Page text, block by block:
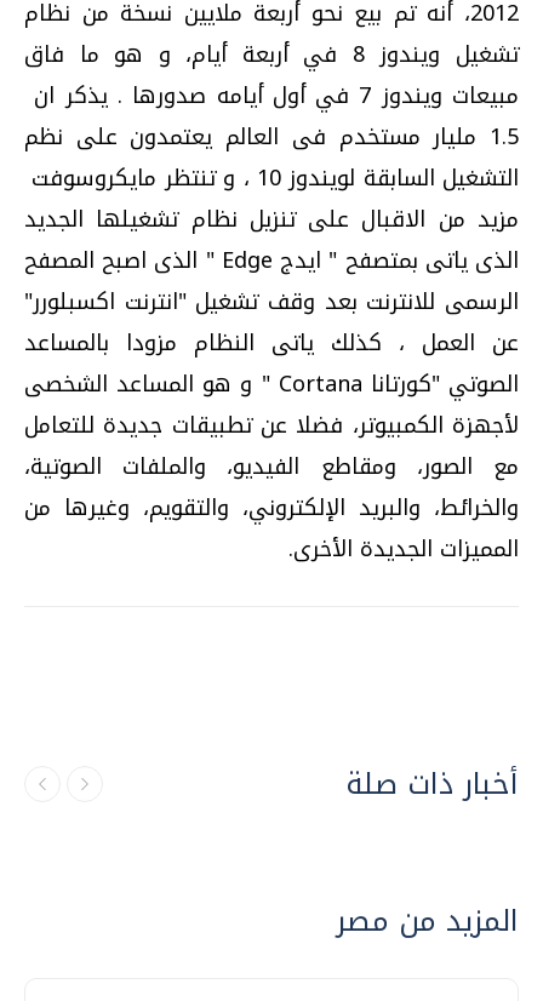
2012، أنه تم بيع نحو أربعة ملايين نسخة من نظام
تشغيل ويندوز 8 في أربعة أيام، و هو ما فاق
مبيعات ويندوز 7 في أول أيامه صدورها . يذكر ان
1.5 مليار مستخدم فى العالم يعتمدون على نظم
التشغيل السابقة لويندوز 10 ، و تنتظر مايكروسوفت
مزيد من الاقبال على تنزيل نظام تشغيلها الجديد
الذى ياتى بمتصفح " ايدج Edge " الذى اصبح المصفح
الرسمى للانترنت بعد وقف تشغيل "انترنت اكسبلورر"
عن العمل ، كذلك ياتى النظام مزودا بالمساعد
الصوتي "كورتانا Cortana " و هو المساعد الشخصى
لأجهزة الكمبيوتر، فضلا عن تطبيقات جديدة للتعامل
مع الصور، ومقاطع الفيديو، والملفات الصوتية،
والخرائط، والبريد الإلكتروني، والتقويم، وغيرها من
المميزات الجديدة الأخرى.
أخبار ذات صلة
المزيد من مصر